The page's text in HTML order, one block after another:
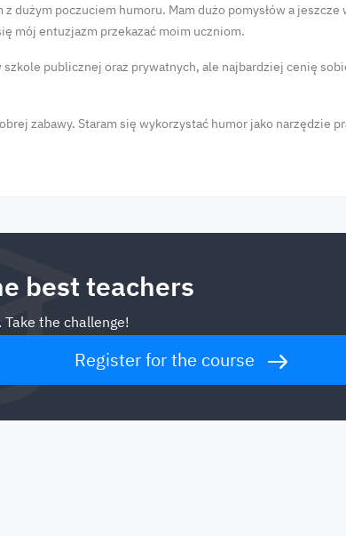
dużym poczuciem humoru. Mam dużo pomysłów a
mój entuzjazm przekazać moim uczniom.
szkole publicznej oraz prywatnych, ale najbardziej cenię
zabawy. Staram się wykorzystać humor jako narzędzie
best teachers
the challenge!
Register for the course